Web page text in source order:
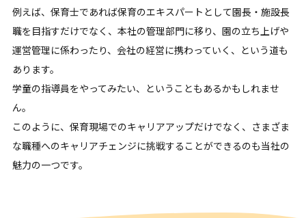
例えば、保育士であれば保育のエキスパートとして園長・施設長
職を目指すだけでなく、本社の管理部門に移り、園の立ち上げや
運営管理に係わったり、会社の経営に携わっていく、という道も
あります。
学童の指導員をやってみたい、ということもあるかもしれませ
ん。
このように、保育現場でのキャリアアップだけでなく、さまざま
な職種へのキャリアチェンジに挑戦することができるのも当社の
魅力の一つです。